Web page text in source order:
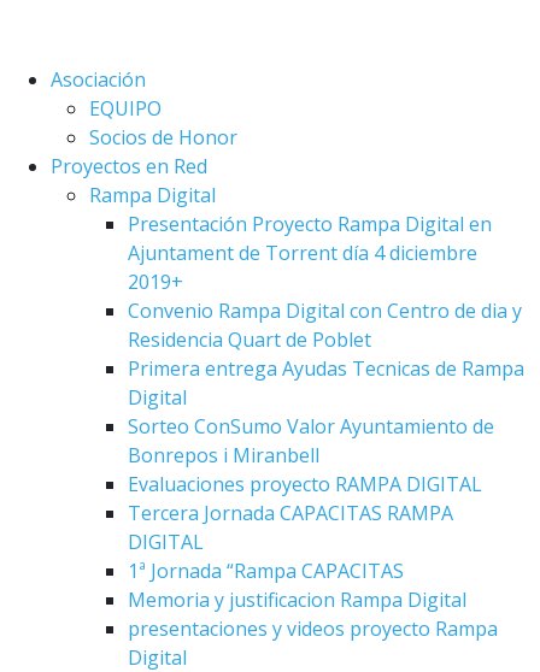
Asociación
EQUIPO
Socios de Honor
Proyectos en Red
Rampa Digital
Presentación Proyecto Rampa Digital en
Ajuntament de Torrent día 4 diciembre
2019+
Convenio Rampa Digital con Centro de dia y
Residencia Quart de Poblet
Primera entrega Ayudas Tecnicas de Rampa
Digital
Sorteo ConSumo Valor Ayuntamiento de
Bonrepos i Miranbell
Evaluaciones proyecto RAMPA DIGITAL
Tercera Jornada CAPACITAS RAMPA
DIGITAL
1ª Jornada “Rampa CAPACITAS
Memoria y justificacion Rampa Digital
presentaciones y videos proyecto Rampa
Digital